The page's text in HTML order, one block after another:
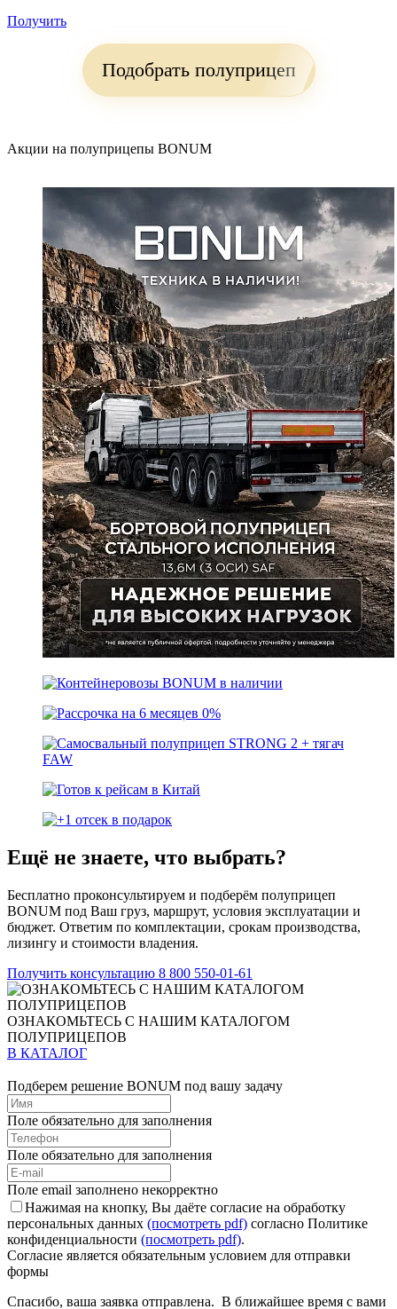
Получить
Подобрать полуприцеп
Акции на полуприцепы BONUM
Ещё не знаете, что выбрать?
Бесплатно проконсультируем и подберём полуприцеп
BONUM под Ваш груз, маршрут, условия эксплуатации и
бюджет. Ответим по комплектации, срокам производства,
лизингу и стоимости владения.
Получить консультацию 8 800 550-01-61
ОЗНАКОМЬТЕСЬ С НАШИМ КАТАЛОГОМ
ПОЛУПРИЦЕПОВ
В КАТАЛОГ
Подберем решение BONUM под вашу задачу
Поле обязательно для заполнения
Поле обязательно для заполнения
Поле email заполнено некорректно
Нажимая на кнопку, Вы даёте согласие на обработку
персональных данных (посмотреть pdf) согласно Политике
конфиденциальности (посмотреть pdf).
Согласие является обязательным условием для отправки
формы
Спасибо, ваша заявка отправлена. В ближайшее время с вами